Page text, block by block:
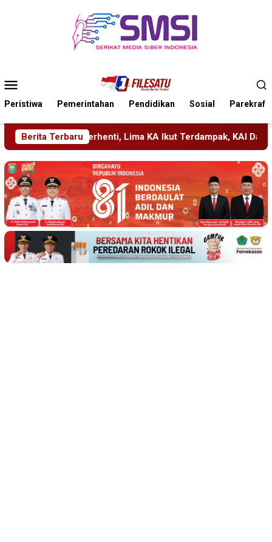
Mobile
Peristiwa Pemerintahan Pendidikan Sosial Parekraf
Berita Terbaru
KA Ikut Terdampak, KAI Daop 7 Gerak Cepat Pulihkan